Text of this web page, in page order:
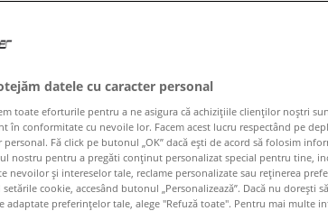
datele cu caracter personal
toate eforturile pentru a ne asigura că achizițiile clienților noștri
în conformitate cu nevoile lor. Facem acest lucru respectând pe
personal. Fă click pe butonul „OK” dacă ești de acord să folosim
nostru pentru a pregăti conținut personalizat special pentru tine,
nevoilor și intereselor tale, reclame personalizate sau reținerea
cookie, accesând butonul „Personalizează”. Dacă nu dorești
adaptate preferințelor tale, alege "Refuză toate". Pentru mai multe